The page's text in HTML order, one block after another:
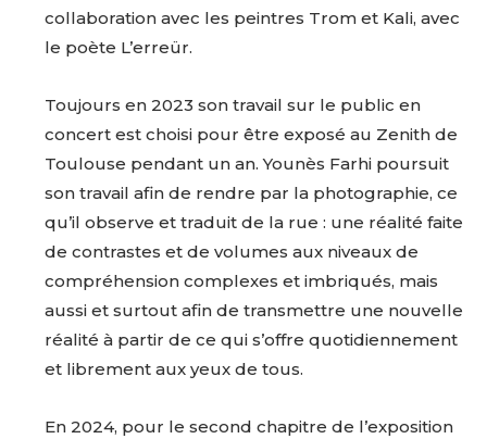
Statut / Organisation
* Champ obligatoire
Adresse email*
Statut / Organisation
J'accepte lestermes et conditions
* Champ obligatoire
collaboration avec les peintres Trom et Kali, avec
le poète L’erreür.
Toujours en 2023 son travail sur le public en
concert est choisi pour être exposé au Zenith de
Toulouse pendant un an. Younès Farhi poursuit
son travail afin de rendre par la photographie, ce
qu’il observe et traduit de la rue : une réalité faite
de contrastes et de volumes aux niveaux de
compréhension complexes et imbriqués, mais
aussi et surtout afin de transmettre une nouvelle
réalité à partir de ce qui s’offre quotidiennement
et librement aux yeux de tous.
En 2024, pour le second chapitre de l’exposition